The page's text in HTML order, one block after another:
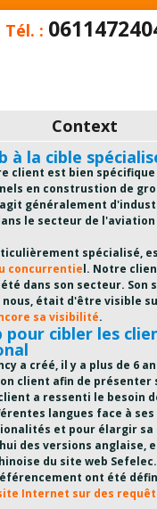
Tél. :
Context
à la cible
client est bien
en construstion de
généralement
le secteur de l'aviation
spécialisé,
concurrentiel. Notre
dans son secteur. Son
nous, était d'être visible
sa visibilité.
pour cibler les
a créé, il y a plus de 6
client afin de présenter
a ressenti le besoin
langues face à
et pour élargir sa
des versions anglaise,
du site web
ont été
Internet sur des